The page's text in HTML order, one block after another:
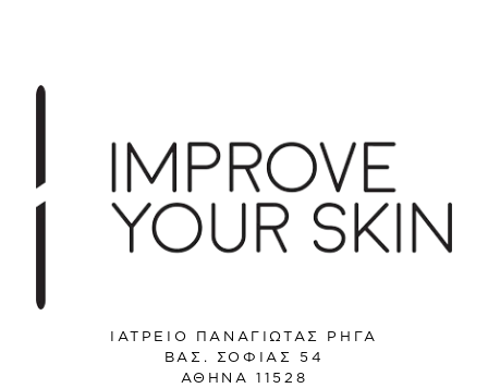
ΙΑΤΡΕΙΟ ΠΑΝΑΓΙΩΤΑΣ ΡΗΓΑ
ΒΑΣ. ΣΟΦΙΑΣ 54
ΑΘΗΝΑ 11528